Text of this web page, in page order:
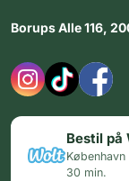
Borups Alle 116,
Bestil på
30 min.